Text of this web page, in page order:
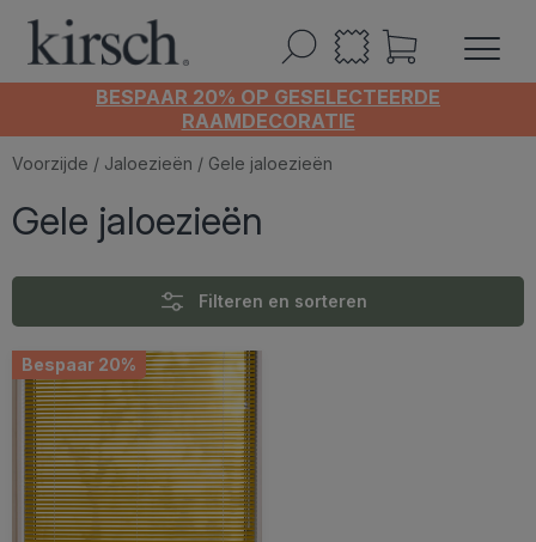
BESPAAR 20% OP GESELECTEERDE
RAAMDECORATIE
Voorzijde / Jaloezieën / Gele jaloezieën
Gele jaloezieën
Filteren en sorteren
Bespaar 20%